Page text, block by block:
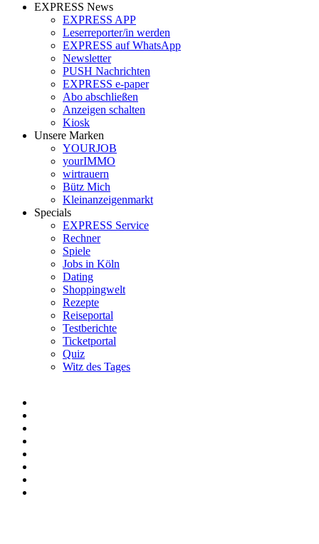
EXPRESS News
EXPRESS APP
Leserreporter/in werden
EXPRESS auf WhatsApp
Newsletter
PUSH Nachrichten
EXPRESS e-paper
Abo abschließen
Anzeigen schalten
Kiosk
Unsere Marken
YOURJOB
yourIMMO
wirtrauern
Bütz Mich
Kleinanzeigenmarkt
Specials
EXPRESS Service
Rechner
Spiele
Jobs in Köln
Dating
Shoppingwelt
Rezepte
Reiseportal
Testberichte
Ticketportal
Quiz
Witz des Tages